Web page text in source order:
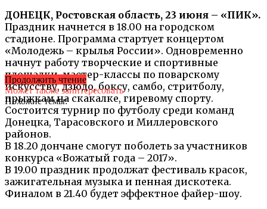
ДОНЕЦК, Ростовская область, 23 июня – «ПИК».
Праздник начнется в 18.00 на городском
стадионе. Программа стартует концертом
«Молодежь – крылья России». Одновременно
начнут работу творческие и спортивные
площадки, мастер-классы по поварскому
искусству, дзюдо, боксу, самбо, стритболу,
прыжкам на скакалке, гиревому спорту.
Состоится турнир по футболу среди команд
Донецка, Тарасовского и Миллеровского
районов.
В 18.20 дончане смогут поболеть за участников
конкурса «Вожатый года – 2017».
В 19.00 праздник продолжат фестиваль красок,
зажигательная музыка и пенная дискотека.
Финалом в 21.40 будет эффектное файер-шоу.
Продолжить чтение
Может также заинтересовать
Похожие темы: